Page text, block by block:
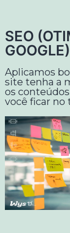
SEO
GOOGLE)
Aplicamos
site tenha a
os
você ficar no